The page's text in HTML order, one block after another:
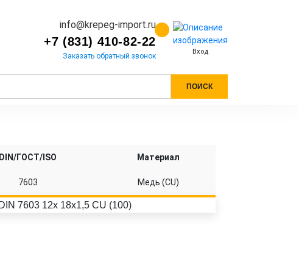
info@krepeg-import.ru
+7 (831) 410-82-22
Заказать обратный звонок Вход
ПОИСК
DIN/ГОСТ/ISO Материал
7603 Медь (CU)